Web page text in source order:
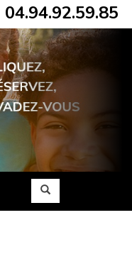
04.94.92.59.85